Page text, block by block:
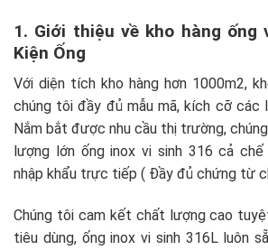
1. Giới thiệu về kho hàng ống
Kiện Ống
Với diện tích kho hàng hơn 1000m2,
chúng tôi đầy đủ mẫu mã, kích cỡ các
Nắm bắt được nhu cầu thị trường,
lượng lớn ống inox vi sinh 316 cả
nhập khẩu trực tiếp ( Đầy đủ chứng từ
Chúng tôi cam kết chất lượng cao
tiêu dùng, ống inox vi sinh 316L luôn